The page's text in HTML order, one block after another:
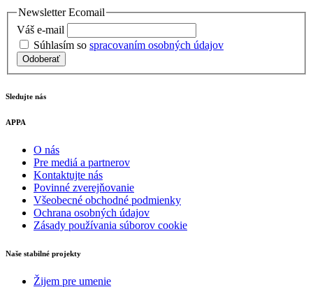
Newsletter Ecomail
Váš e-mail
Súhlasím so spracovaním osobných údajov
Odoberať
Sledujte nás
APPA
O nás
Pre mediá a partnerov
Kontaktujte nás
Povinné zverejňovanie
Všeobecné obchodné podmienky
Ochrana osobných údajov
Zásady používania súborov cookie
Naše stabilné projekty
Žijem pre umenie